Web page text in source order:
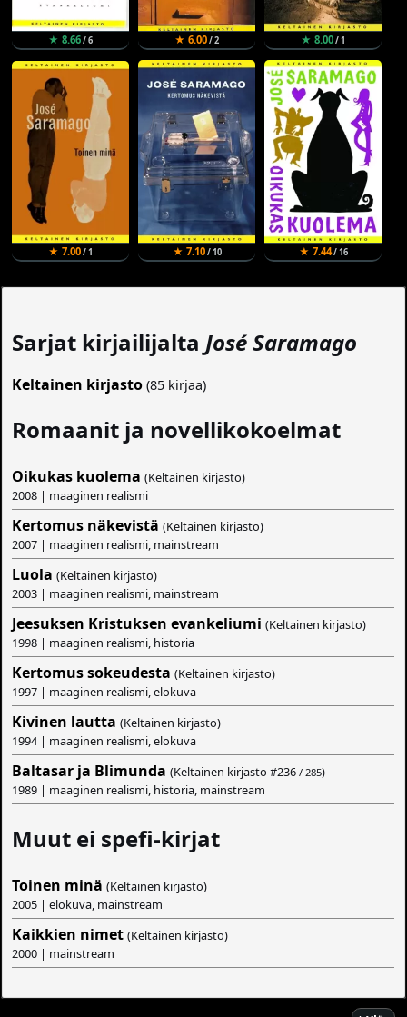
★ 8.66/ 6 ★ 6.00/ 2 ★ 8.00/ 1
★ 7.00/ 1 ★ 7.10/ 10 ★ 7.44/ 16
Sarjat kirjailijalta José Saramago
Keltainen kirjasto (85 kirjaa)
Romaanit ja novellikokoelmat
Oikukas kuolema (Keltainen kirjasto)
2008 | maaginen realismi
Kertomus näkevistä (Keltainen kirjasto)
2007 | maaginen realismi, mainstream
Luola (Keltainen kirjasto)
2003 | maaginen realismi, mainstream
Jeesuksen Kristuksen evankeliumi (Keltainen kirjasto)
1998 | maaginen realismi, historia
Kertomus sokeudesta (Keltainen kirjasto)
1997 | maaginen realismi, elokuva
Kivinen lautta (Keltainen kirjasto)
1994 | maaginen realismi, elokuva
Baltasar ja Blimunda (Keltainen kirjasto #236 / 285)
1989 | maaginen realismi, historia, mainstream
Muut ei spefi-kirjat
Toinen minä (Keltainen kirjasto)
2005 | elokuva, mainstream
Kaikkien nimet (Keltainen kirjasto)
2000 | mainstream